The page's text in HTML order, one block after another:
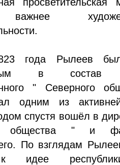
года Рылеев
в состав
" Северного
одним из
спустя вошёл в
общества " и
По взглядам
к идее